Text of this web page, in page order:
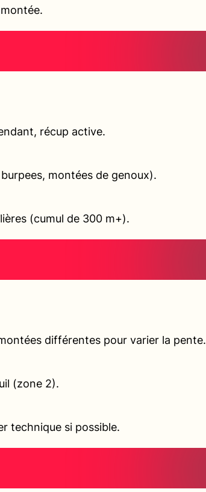
récup active.
montées de genoux).
(cumul de 300 m+).
différentes pour varier la pente.
(zone 2).
technique si possible.